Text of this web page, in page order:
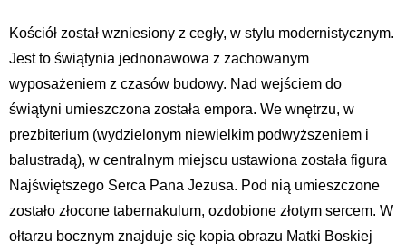
Kościół został wzniesiony z cegły, w stylu modernistycznym.
Jest to świątynia jednonawowa z zachowanym
wyposażeniem z czasów budowy. Nad wejściem do
świątyni umieszczona została empora. We wnętrzu, w
prezbiterium (wydzielonym niewielkim podwyższeniem i
balustradą), w centralnym miejscu ustawiona została figura
Najświętszego Serca Pana Jezusa. Pod nią umieszczone
zostało złocone tabernakulum, ozdobione złotym sercem. W
ołtarzu bocznym znajduje się kopia obrazu Matki Boskiej